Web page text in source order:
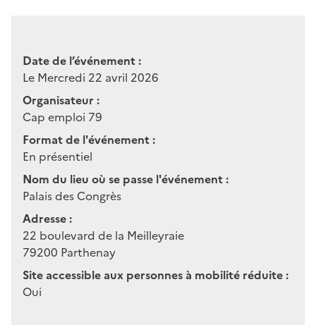
Date de l’événement :
Le Mercredi 22 avril 2026
Organisateur :
Cap emploi 79
Format de l'événement :
En présentiel
Nom du lieu où se passe l'événement :
Palais des Congrès
Adresse :
22 boulevard de la Meilleyraie
79200 Parthenay
Site accessible aux personnes à mobilité réduite :
Oui